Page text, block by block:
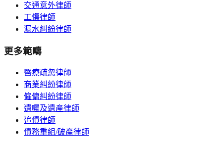
交通意外律師
工傷律師
漏水糾紛律師
更多範疇
醫療疏忽律師
商業糾紛律師
僱傭糾紛律師
遺囑及遺產律師
追債律師
債務重組/破產律師